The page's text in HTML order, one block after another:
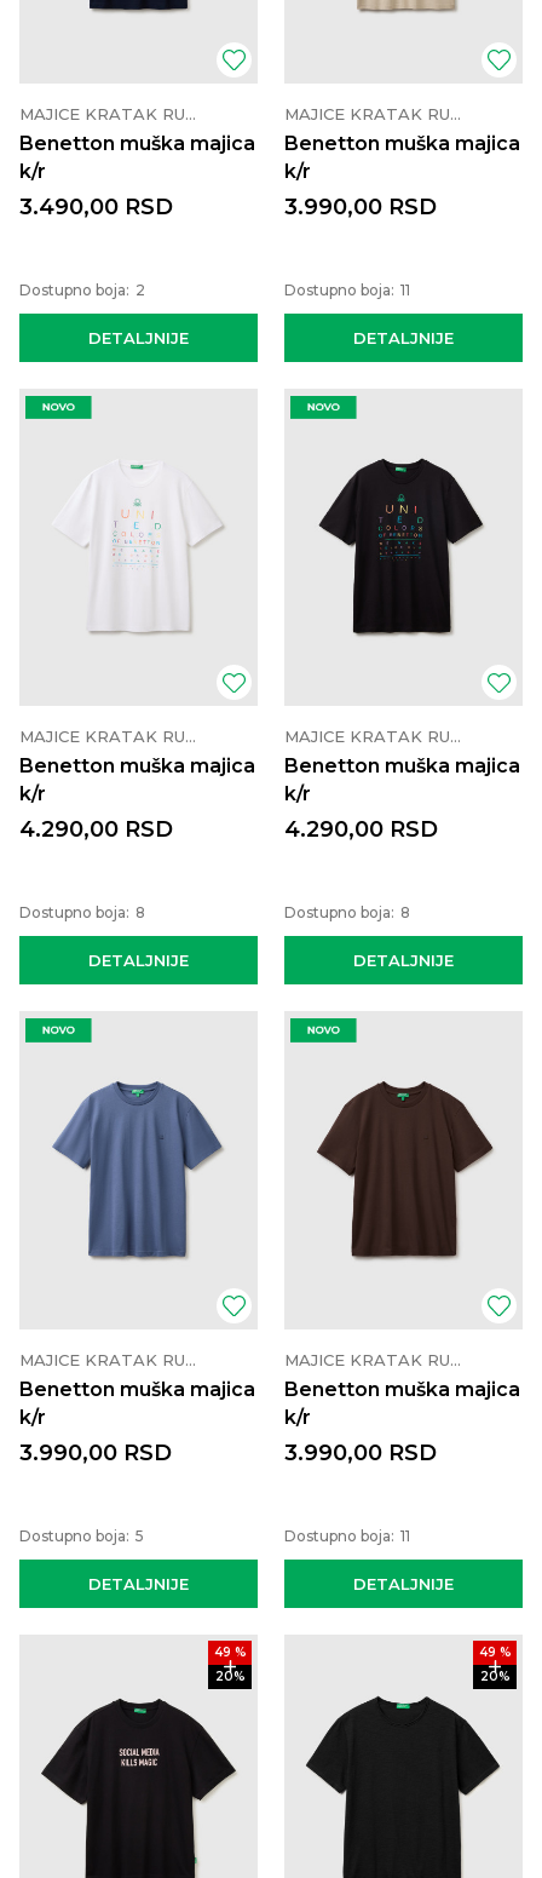
MAJICE KRATAK RUKAV
Benetton muška majica
k/r
DETALJNIJE
3.490,00 RSD
Dostupno boja: 2
MAJICE KRATAK RUKAV
Benetton muška majica
k/r
DETALJNIJE
3.990,00 RSD
Dostupno boja: 11
MAJICE KRATAK RUKAV
Benetton muška majica
k/r
DETALJNIJE
4.290,00 RSD
Dostupno boja: 8
MAJICE KRATAK RUKAV
Benetton muška majica
k/r
DETALJNIJE
4.290,00 RSD
Dostupno boja: 8
MAJICE KRATAK RUKAV
Benetton muška majica
k/r
DETALJNIJE
3.990,00 RSD
Dostupno boja: 5
MAJICE KRATAK RUKAV
Benetton muška majica
k/r
DETALJNIJE
3.990,00 RSD
Dostupno boja: 11
49 %
20%
49 %
20%